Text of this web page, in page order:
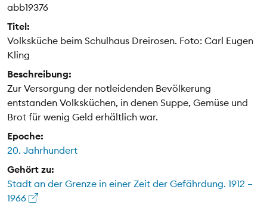
abb19376
Titel:
Volksküche beim Schulhaus Dreirosen. Foto: Carl Eugen
Kling
Beschreibung:
Zur Versorgung der notleidenden Bevölkerung
entstanden Volksküchen, in denen Suppe, Gemüse und
Brot für wenig Geld erhältlich war.
Epoche:
20. Jahrhundert
Gehört zu:
Stadt an der Grenze in einer Zeit der Gefährdung. 1912 –
1966